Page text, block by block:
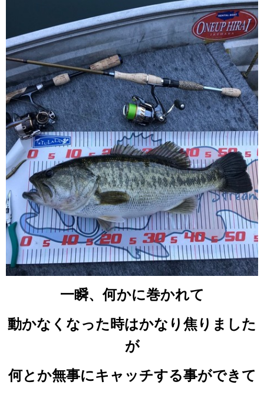
一瞬、何かに巻かれて
動かなくなった時はかなり焦りました
が
何とか無事にキャッチする事ができて